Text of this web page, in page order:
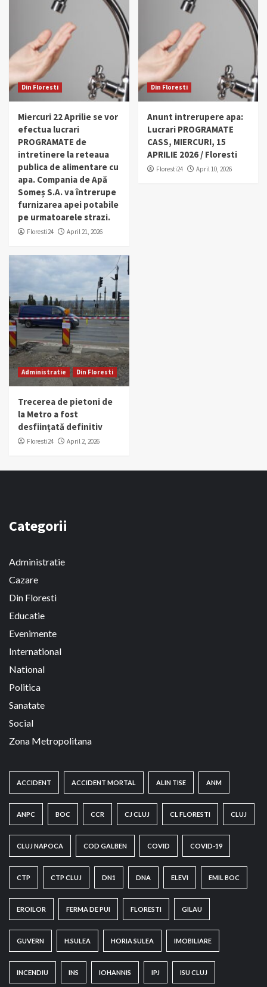
Din Floresti
Miercuri 22 Aprilie se vor
efectua lucrari
PROGRAMATE de
intretinere la reteaua
publica de alimentare cu
apa. Compania de Apă
Someș S.A. va întrerupe
furnizarea apei potabile
pe urmatoarele strazi.
Floresti24 April 21, 2026
Din Floresti
Anunt intrerupere apa:
Lucrari PROGRAMATE
CASS, MIERCURI, 15
APRILIE 2026 / Floresti
Floresti24 April 10, 2026
Administratie Din Floresti
Trecerea de pietoni de
la Metro a fost
desființată definitiv
Floresti24 April 2, 2026
Categorii
Administratie
Cazare
Din Floresti
Educatie
Evenimente
International
National
Politica
Sanatate
Social
Zona Metropolitana
ACCIDENT ACCIDENT MORTAL ALIN TISE ANM
ANPC BOC CCR CJ CLUJ CL FLORESTI CLUJ
CLUJ NAPOCA COD GALBEN COVID COVID-19
CTP CTP CLUJ DN1 DNA ELEVI EMIL BOC
EROILOR FERMA DE PUI FLORESTI GILAU
GUVERN H.SULEA HORIA SULEA IMOBILIARE
INCENDIU INS IOHANNIS IPJ ISU CLUJ